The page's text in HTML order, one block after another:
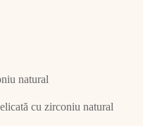
natural
cu zirconiu natural